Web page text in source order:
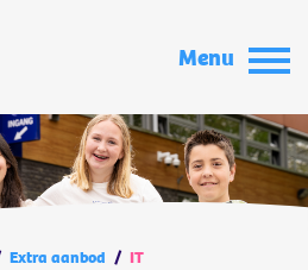
Menu
Extra aanbod / IT